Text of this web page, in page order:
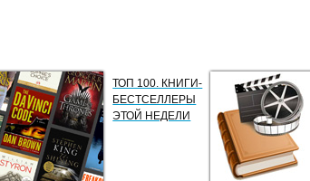
ТОП 100. КНИГИ-
БЕСТСЕЛЛЕРЫ
ЭТОЙ НЕДЕЛИ